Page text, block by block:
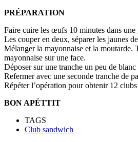
PRÉPARATION
Faire cuire les œufs 10 minutes dans une
Les couper en deux, séparer les jaunes
Mélanger la mayonnaise et la moutarde.
mayonnaise sur une face.
Déposer sur une tranche un peu de
Refermer avec une seconde tranche de
Répéter l’opération pour obtenir 12
BON APÉTTIT
TAGS
Club sandwich